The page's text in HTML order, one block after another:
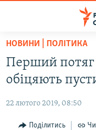
Перейти
основного
матеріалу
до
навігації
ВСЕ ЗА ДОБУ
ПОЛІТИКА
ЕКОНОМІКА
ВІЙНА
РОСІЙСЬКА
НОВИНИ | ПОЛІТИКА
Перший
обіцяють
22 лютого 2019, 08:50
Поділитись